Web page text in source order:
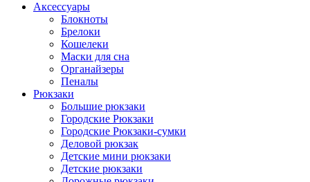
Аксессуары
Блокноты
Брелоки
Кошелеки
Маски для сна
Органайзеры
Пеналы
Рюкзаки
Большие рюкзаки
Городские Рюкзаки
Городские Рюкзаки-сумки
Деловой рюкзак
Детские мини рюкзаки
Детские рюкзаки